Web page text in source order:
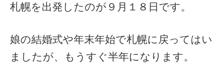
札幌を出発したのが９月１８日です。
娘の結婚式や年末年始で札幌に戻ってはい
ましたが、もうすぐ半年になります。